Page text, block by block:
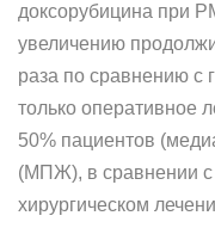
доксорубицина при
увеличению
раза по сравнению с
только оперативное
50% пациентов
(МПЖ), в сравнении
хирургическом